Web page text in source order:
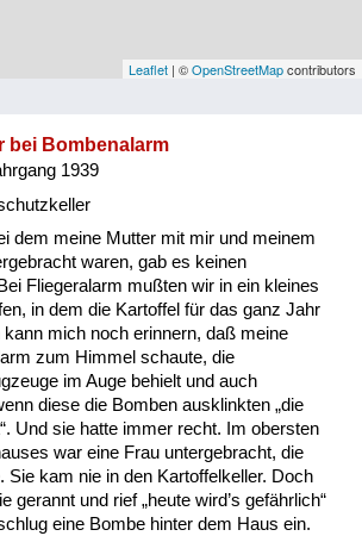
Vorarlberg
Kategorie
Besatzungsmächte
Frauen, Mütter, Kinder
Versorgung
Heimkehrer
Fluchtgeschichten
Familiengeschichten
Schule und Ausbildung
Leaflet | ©OpenStreetMapcontributors
bei Bombenalarm
1939
dem meine Mutter mit mir und meinem
waren, gab es keinen
Fliegeralarm mußten wir in ein kleines
in dem die Kartoffel für das ganz Jahr
mich noch erinnern, daß meine
zum Himmel schaute, die
im Auge behielt und auch
diese die Bomben ausklinkten „die
Und sie hatte immer recht. Im obersten
war eine Frau untergebracht, die
Sie kam nie in den Kartoffelkeller. Doch
gerannt und rief „heute wird’s gefährlich“
eine Bombe hinter dem Haus ein.